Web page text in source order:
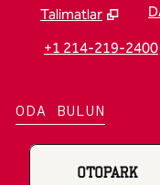
Talimatlar
Yeni sekme açar
+1 214-219-2400
ODA BULUN
OTOPARK